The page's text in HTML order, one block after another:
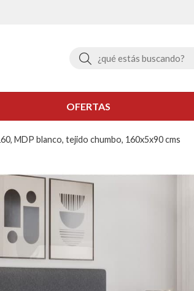
Buscar
OFERTAS
MDP blanco, tejido chumbo, 160x5x90 cms